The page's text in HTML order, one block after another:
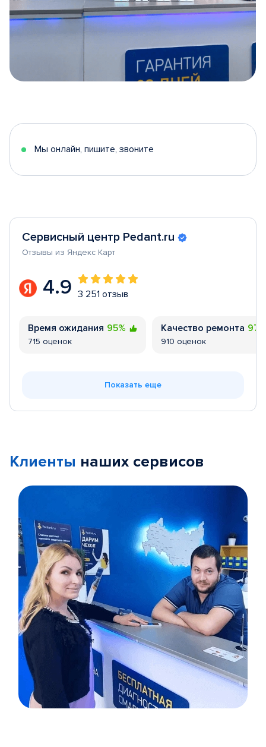
5
Мы онлайн, пишите, звоните
Сервисный центр Pedant.ru
Отзывы из Яндекс Карт
4.9 3 251 отзыв
Время ожидания 95%
715 оценок
Качество ремонта
910 оценок
Показать еще
Клиенты наших сервисов